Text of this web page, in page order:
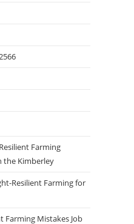
Farming
the Kimberley
Resilient Farming for
Farming Mistakes Job